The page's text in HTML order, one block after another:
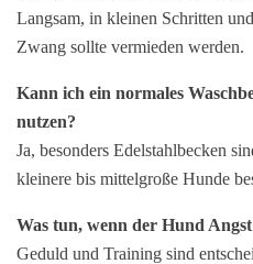
Langsam, in kleinen Schritten
Zwang sollte vermieden werden.
Kann ich ein normales
nutzen?
Ja, besonders Edelstahlbecken
kleinere bis mittelgroße Hunde
Was tun, wenn der Hund
Geduld und Training sind